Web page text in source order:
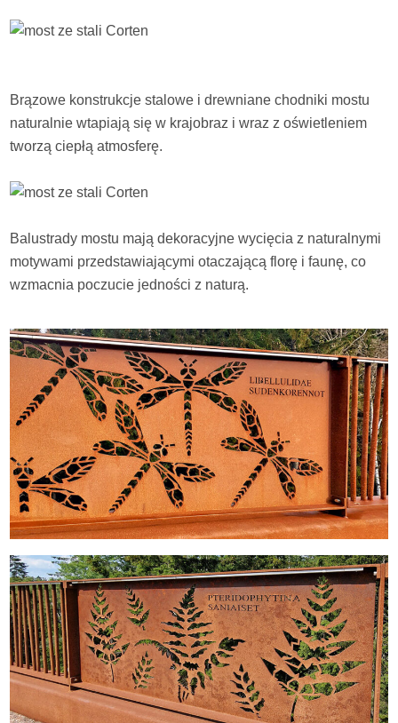
Brązowe konstrukcje stalowe i drewniane chodniki mostu
naturalnie wtapiają się w krajobraz i wraz z oświetleniem
tworzą ciepłą atmosferę.
Balustrady mostu mają dekoracyjne wycięcia z naturalnymi
motywami przedstawiającymi otaczającą florę i faunę, co
wzmacnia poczucie jedności z naturą.